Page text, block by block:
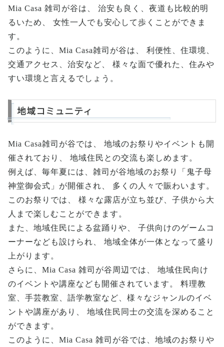
Mia Casa 雑司が谷は、 治安も良く、夜道も比較的明
るいため、 女性一人でも安心して歩くことができま
す。
このように、Mia Casa雑司が谷は、 利便性、住環境、
交通アクセス、治安など、 様々な面で優れた、住みや
すい環境と言えるでしょう。
地域コミュニティ
Mia Casa雑司が谷では、 地域のお祭りやイベントも開
催されており、 地域住民との交流も楽しめます。
例えば、毎年夏には、雑司が谷地域のお祭り「鬼子母
神堂御会式」が開催され、 多くの人々で賑わいます。
このお祭りでは、 様々な露店が立ち並び、子供から大
人まで楽しむことができます。
また、地域住民による盆踊りや、 子供向けのゲームコ
ーナーなども設けられ、 地域全体が一体となって盛り
上がります。
さらに、Mia Casa 雑司が谷周辺では、 地域住民向け
のイベントや講座なども開催されています。 料理教
室、手芸教室、語学教室など、様々なジャンルのイベ
ントや講座があり、 地域住民同士の交流を深めること
ができます。
このように、Mia Casa 雑司が谷では、地域のお祭りや